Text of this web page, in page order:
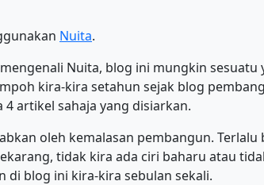
Nuita.
Nuita, blog ini mungkin sesuatu
kira-kira setahun sejak blog
4 artikel sahaja yang disiarkan.
oleh kemalasan pembangun. Terlalu
tidak kira ada ciri baharu atau
di blog ini kira-kira sebulan sekali.